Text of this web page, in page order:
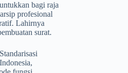
bagi raja
profesional
Lahirnya
surat.